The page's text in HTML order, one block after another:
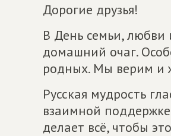
Дорогие друзья!
В День семьи, любви
домашний очаг.
родных. Мы верим и
Русская мудрость
взаимной
делает всё, чтобы